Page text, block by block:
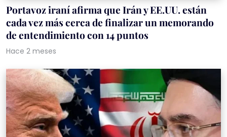
Portavoz iraní afirma que Irán y EE.UU. están
cada vez más cerca de finalizar un memorando
de entendimiento con 14 puntos
Hace 2 meses